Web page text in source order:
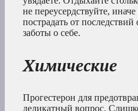
не переусердствуйте,
пострадать от последствий
заботы о себе.
Химические
Прогестерон для
деликатный вопрос.